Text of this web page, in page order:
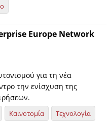
Europe Network
για τη νέα
την ενίσχυση της
Καινοτομία Τεχνολογία